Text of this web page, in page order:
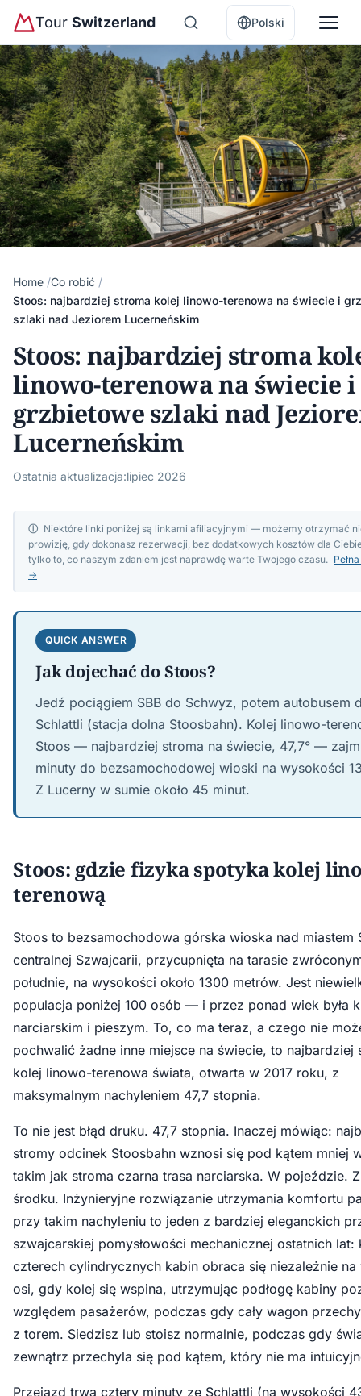
Tour Switzerland Polski
Home Co robić
Stoos: najbardziej stroma kolej linowo-terenowa na świecie i
szlaki nad Jeziorem Lucerneńskim
Stoos: najbardziej stroma
linowo-terenowa na świecie i
grzbietowe szlaki nad
Lucerneńskim
Ostatnia aktualizacja:lipiec 2026
ⓘ Niektóre linki poniżej są linkami afiliacyjnymi — możemy otrzymać
prowizję, gdy dokonasz rezerwacji, bez dodatkowych kosztów dla
tylko to, co naszym zdaniem jest naprawdę warte Twojego czasu.
→
QUICK ANSWER
Jak dojechać do Stoos?
Jedź pociągiem SBB do Schwyz, potem autobusem
Schlattli (stacja dolna Stoosbahn). Kolej linowo-
Stoos — najbardziej stroma na świecie, 47,7° —
minuty do bezsamochodowej wioski na wysokości
Z Lucerny w sumie około 45 minut.
Stoos: gdzie fizyka spotyka kolej
terenową
Stoos to bezsamochodowa górska wioska nad miastem
centralnej Szwajcarii, przycupnięta na tarasie
południe, na wysokości około 1300 metrów. Jest
populacja poniżej 100 osób — i przez ponad wiek była
narciarskim i pieszym. To, co ma teraz, a czego nie
pochwalić żadne inne miejsce na świecie, to najbardziej
kolej linowo-terenowa świata, otwarta w 2017 roku, z
maksymalnym nachyleniem 47,7 stopnia.
To nie jest błąd druku. 47,7 stopnia. Inaczej mówiąc:
stromy odcinek Stoosbahn wznosi się pod kątem mniej
takim jak stroma czarna trasa narciarska. W pojeździe.
środku. Inżynieryjne rozwiązanie utrzymania komfortu
przy takim nachyleniu to jeden z bardziej eleganckich
szwajcarskiej pomysłowości mechanicznej ostatnich lat:
czterech cylindrycznych kabin obraca się niezależnie na
osi, gdy kolej się wspina, utrzymując podłogę kabiny
względem pasażerów, podczas gdy cały wagon
z torem. Siedzisz lub stoisz normalnie, podczas gdy
zewnątrz przechyla się pod kątem, który nie ma
Przejazd trwa cztery minuty ze Schlattli (na wysokości